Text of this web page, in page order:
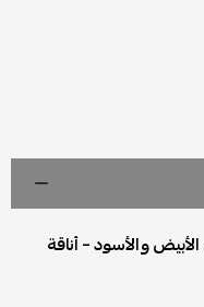
والأسود – أناقة